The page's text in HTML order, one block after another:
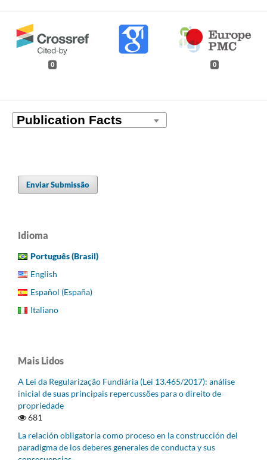
0 0
Enviar Submissão
Idioma
Português (Brasil)
English
Español (España)
Italiano
Mais Lidos
A Lei da Regularização Fundiária (Lei 13.465/2017): análise
inicial de suas principais repercussões para o direito de
propriedade
681
La relación obligatoria como proceso en la construcción del
paradigma de los deberes generales de conducta y sus